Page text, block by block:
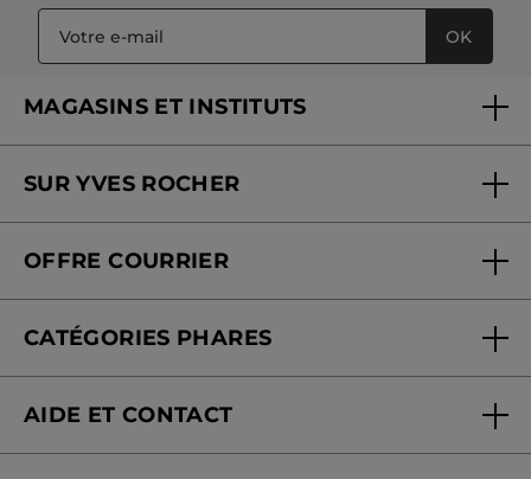
OK
MAGASINS ET INSTITUTS
Soins en institut
SUR YVES ROCHER
Nos engagements
Blog Act Beautiful
OFFRE COURRIER
CATÉGORIES PHARES
Promotions
AIDE ET CONTACT